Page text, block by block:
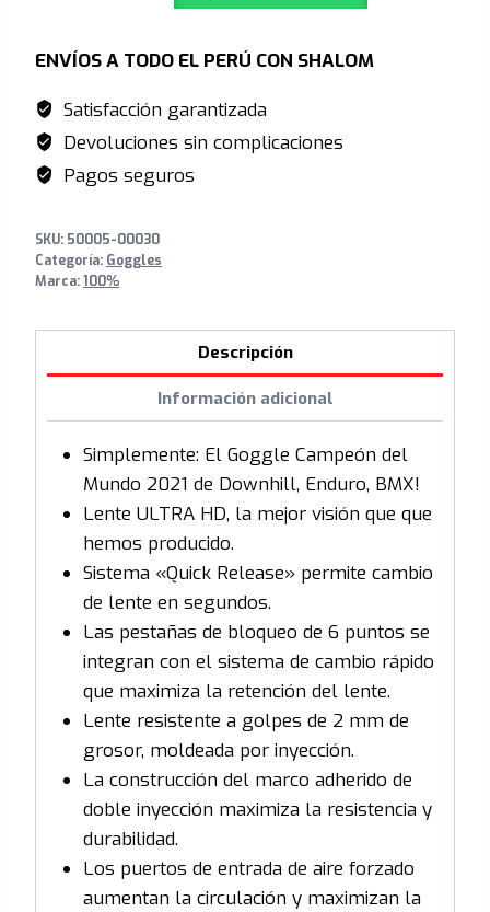
Silver
Mirror
HD
Lens
ENVÍOS A TODO EL PERÚ CON SHALOM
Satisfacción garantizada
Devoluciones sin complicaciones
Pagos seguros
SKU: 50005-00030
Categoría: Goggles
Marca:100%
Descripción
Información adicional
Simplemente: El Goggle Campeón del
Mundo 2021 de Downhill, Enduro, BMX!
Lente ULTRA HD, la mejor visión que que
hemos producido.
Sistema «Quick Release» permite cambio
de lente en segundos.
Las pestañas de bloqueo de 6 puntos se
integran con el sistema de cambio rápido
que maximiza la retención del lente.
Lente resistente a golpes de 2 mm de
grosor, moldeada por inyección.
La construcción del marco adherido de
doble inyección maximiza la resistencia y
durabilidad.
Los puertos de entrada de aire forzado
aumentan la circulación y maximizan la